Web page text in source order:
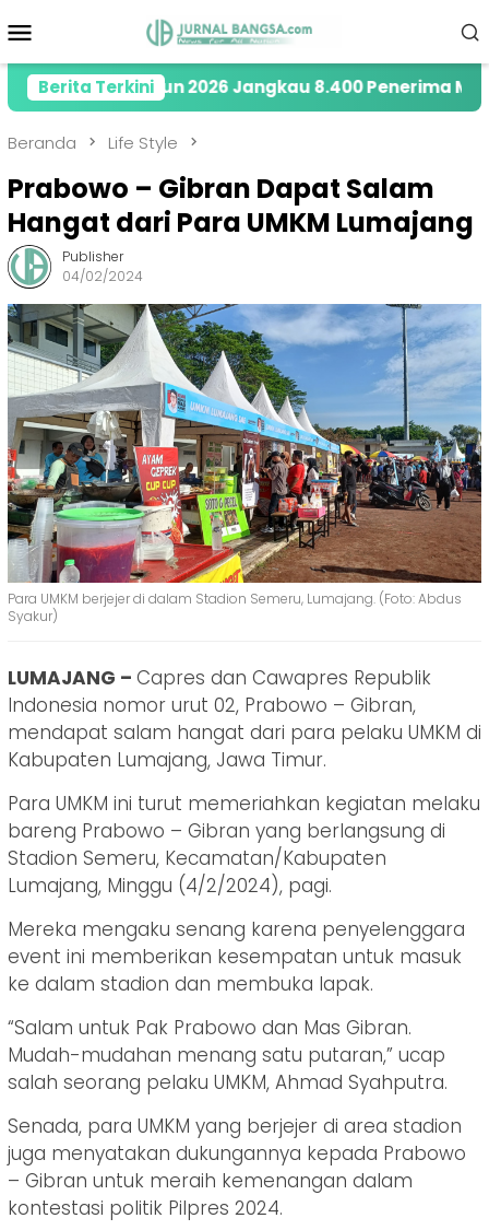
ke
Mobile
Berita Terkini
di Tahun 2026 Jangkau 8.400 Penerima Manfaat
Beranda Life Style
Prabowo – Gibran Dapat Salam
Hangat dari Para UMKM Lumajang
Publisher
04/02/2024
Para UMKM berjejer di dalam Stadion Semeru, Lumajang. (Foto: Abdus
Syakur)
LUMAJANG – Capres dan Cawapres Republik
Indonesia nomor urut 02, Prabowo – Gibran,
mendapat salam hangat dari para pelaku UMKM di
Kabupaten Lumajang, Jawa Timur.
Para UMKM ini turut memeriahkan kegiatan melaku
bareng Prabowo – Gibran yang berlangsung di
Stadion Semeru, Kecamatan/Kabupaten
Lumajang, Minggu (4/2/2024), pagi.
Mereka mengaku senang karena penyelenggara
event ini memberikan kesempatan untuk masuk
ke dalam stadion dan membuka lapak.
“Salam untuk Pak Prabowo dan Mas Gibran.
Mudah-mudahan menang satu putaran,” ucap
salah seorang pelaku UMKM, Ahmad Syahputra.
Senada, para UMKM yang berjejer di area stadion
juga menyatakan dukungannya kepada Prabowo
– Gibran untuk meraih kemenangan dalam
kontestasi politik Pilpres 2024.